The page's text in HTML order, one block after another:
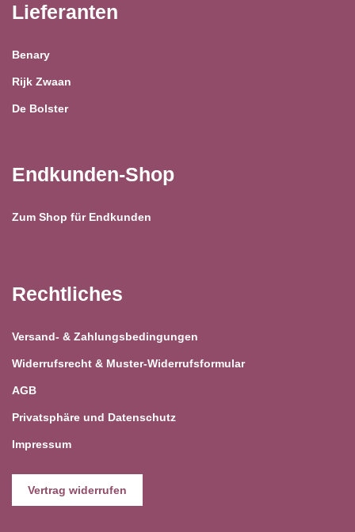
Lieferanten
Benary
Rijk Zwaan
De Bolster
Endkunden-Shop
Zum Shop für Endkunden
Rechtliches
Versand- & Zahlungsbedingungen
Widerrufsrecht & Muster-Widerrufsformular
AGB
Privatsphäre und Datenschutz
Impressum
Vertrag widerrufen